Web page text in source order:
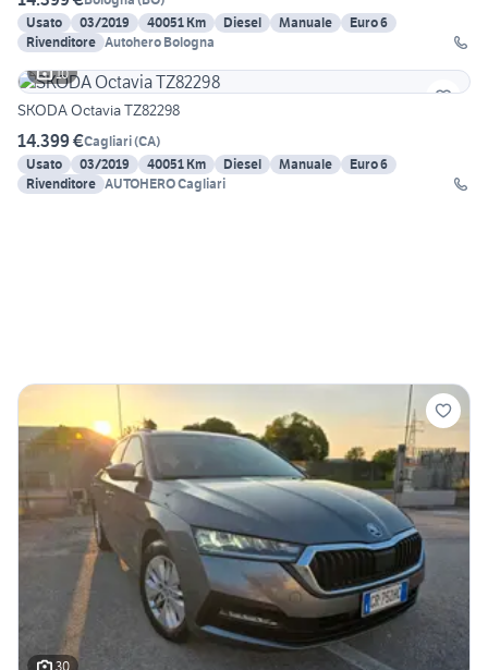
Usato
03/2019 40051 Km Diesel Manuale
Euro 6
Rivenditore Autohero Bologna
10
SKODA Octavia TZ82298
14.399 €Cagliari(CA)
Usato
03/2019 40051 Km Diesel Manuale
Euro 6
Rivenditore AUTOHERO Cagliari
30